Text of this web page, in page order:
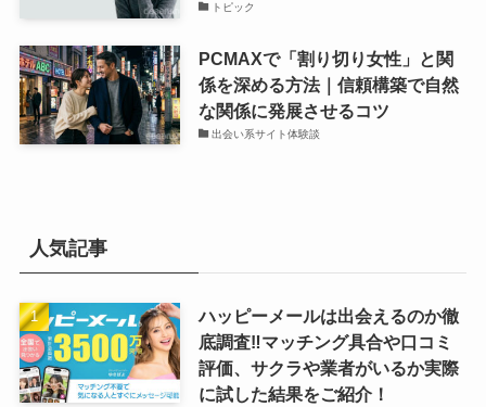
トピック
PCMAXで「割り切り女性」と関
係を深める方法｜信頼構築で自然
な関係に発展させるコツ
出会い系サイト体験談
人気記事
ハッピーメールは出会えるのか徹
底調査‼マッチング具合や口コミ
評価、サクラや業者がいるか実際
に試した結果をご紹介！